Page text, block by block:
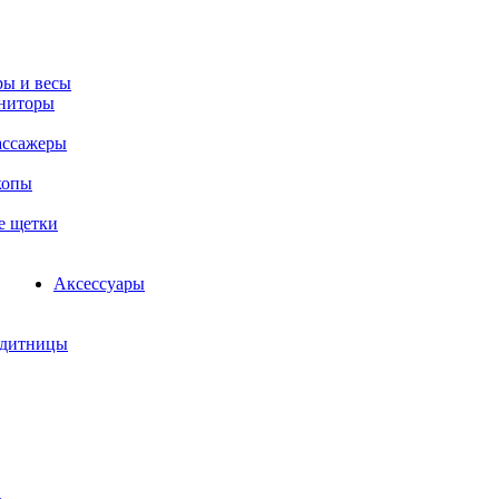
и весы
щетки
Аксессуары